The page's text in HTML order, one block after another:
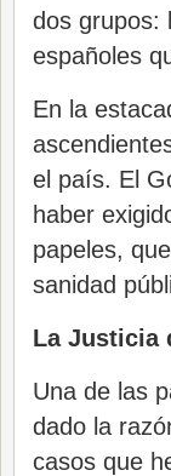
dos grupos:
españoles
En la
el país. El
haber
papeles,
sanidad
La Justicia
Una de las
dado la
casos que